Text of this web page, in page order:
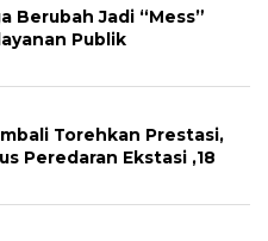
Berubah Jadi “Mess”
Publik
Torehkan Prestasi,
Peredaran Ekstasi ,18